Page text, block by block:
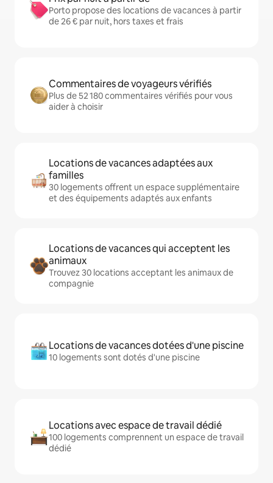
Porto propose des locations de vacances à partir
de 26 € par nuit, hors taxes et frais
Commentaires de voyageurs vérifiés
Plus de 52 180 commentaires vérifiés pour vous
aider à choisir
Locations de vacances adaptées aux
familles
30 logements offrent un espace supplémentaire
et des équipements adaptés aux enfants
Locations de vacances qui acceptent les
animaux
Trouvez 30 locations acceptant les animaux de
compagnie
Locations de vacances dotées d'une piscine
10 logements sont dotés d'une piscine
Locations avec espace de travail dédié
100 logements comprennent un espace de travail
dédié